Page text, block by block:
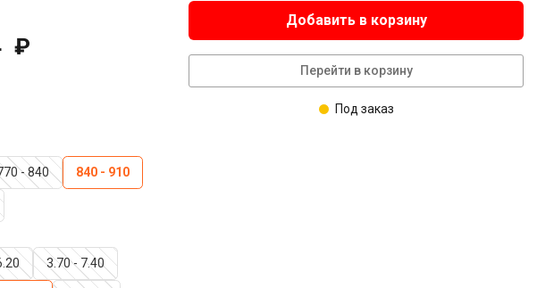
- 840 840 - 910
3.70 - 7.40
₽
Добавить в корзину
Перейти в корзину
Под заказ